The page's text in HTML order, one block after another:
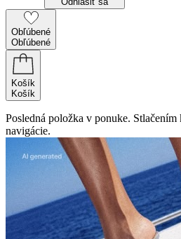
Obľúbené
Obľúbené
Košík
Košík
Posledná položka v ponuke. Stlačením
navigácie.